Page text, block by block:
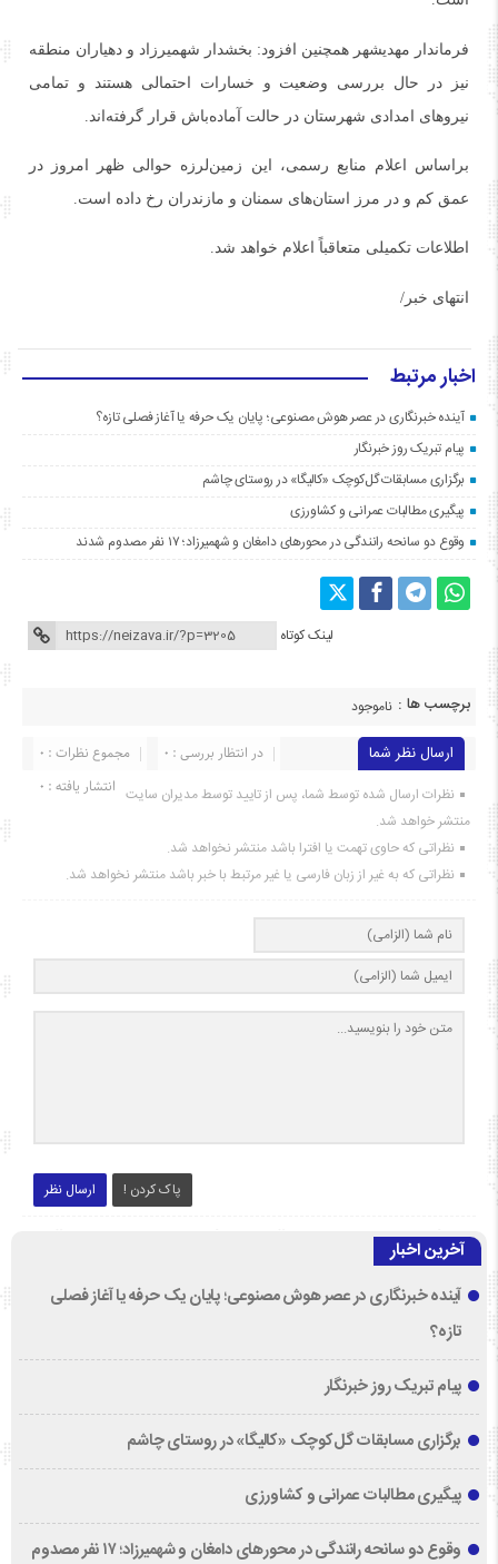
فرماندار مهدیشهر همچنین افزود: بخشدار شهمیرزاد و دهیاران منطقه
نیز در حال بررسی وضعیت و خسارات احتمالی هستند و تمامی
نیروهای امدادی شهرستان در حالت آماده‌باش قرار گرفته‌اند.
براساس اعلام منابع رسمی، این زمین‌لرزه حوالی ظهر امروز در
عمق کم و در مرز استان‌های سمنان و مازندران رخ داده است.
اطلاعات تکمیلی متعاقباً اعلام خواهد شد.
انتهای خبر/
اخبار مرتبط
آینده خبرنگاری در عصر هوش مصنوعی؛ پایان یک حرفه یا آغاز فصلی تازه؟
پیام تبریک روز خبرنگار
برگزاری مسابقات گل‌کوچک «کالیگا» در روستای چاشم
پیگیری مطالبات عمرانی و کشاورزی
وقوع دو سانحه رانندگی در محورهای دامغان و شهمیرزاد؛ ۱۷ نفر مصدوم شدند
لینک کوتاه
برچسب ها : ناموجود
ارسال نظر شما مجموع نظرات : 0
در انتظار بررسی : 0
انتشار یافته : ۰ نظرات ارسال شده توسط شما، پس از تایید توسط مدیران سایت
منتشر خواهد شد.
نظراتی که حاوی تهمت یا افترا باشد منتشر نخواهد شد.
نظراتی که به غیر از زبان فارسی یا غیر مرتبط با خبر باشد منتشر نخواهد شد.
ارسال نظر پاک کردن !
آخرین اخبار
آینده خبرنگاری در عصر هوش مصنوعی؛ پایان یک حرفه یا آغاز فصلی
تازه؟
پیام تبریک روز خبرنگار
برگزاری مسابقات گل‌کوچک «کالیگا» در روستای چاشم
پیگیری مطالبات عمرانی و کشاورزی
وقوع دو سانحه رانندگی در محورهای دامغان و شهمیرزاد؛ ۱۷ نفر مصدوم